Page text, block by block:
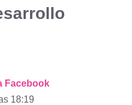
Facebook
18:19